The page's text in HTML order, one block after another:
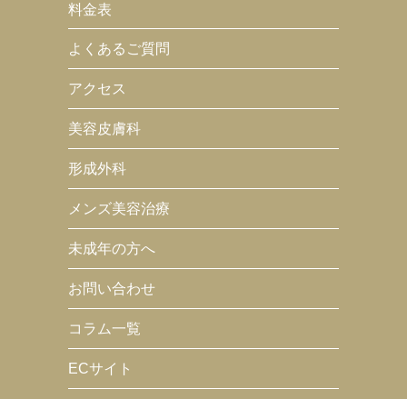
料金表
よくあるご質問
アクセス
美容皮膚科
形成外科
メンズ美容治療
未成年の方へ
お問い合わせ
コラム一覧
ECサイト